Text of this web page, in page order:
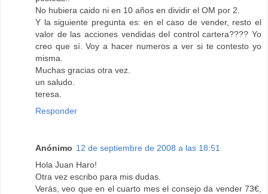
No hubiera caido ni en 10 años en dividir el OM por 2.
Y la siguiente pregunta es: en el caso de vender, resto el
valor de las acciones vendidas del control cartera???? Yo
creo que sí. Voy a hacer numeros a ver si te contesto yo
misma.
Muchas gracias otra vez.
un saludo.
teresa.
Responder
Anónimo 12 de septiembre de 2008 a las 18:51
Hola Juan Haro!
Otra vez escribo para mis dudas.
Verás, veo que en el cuarto mes el consejo da vender 73€,